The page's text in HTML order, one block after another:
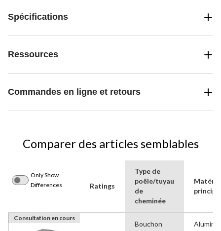
Spécifications
Ressources
Commandes en ligne et retours
Comparer des articles semblables
Only Show
Differences
Ratings
Type de
poêle/tuyau
de
cheminée
Consultation en cours
Bouchon